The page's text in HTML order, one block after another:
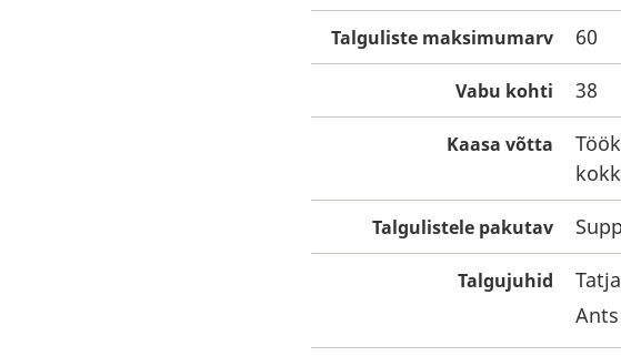
Talguliste maksimumarv 60
Vabu kohti 38
Kaasa võtta
Talgulistele pakutav
Talgujuhid